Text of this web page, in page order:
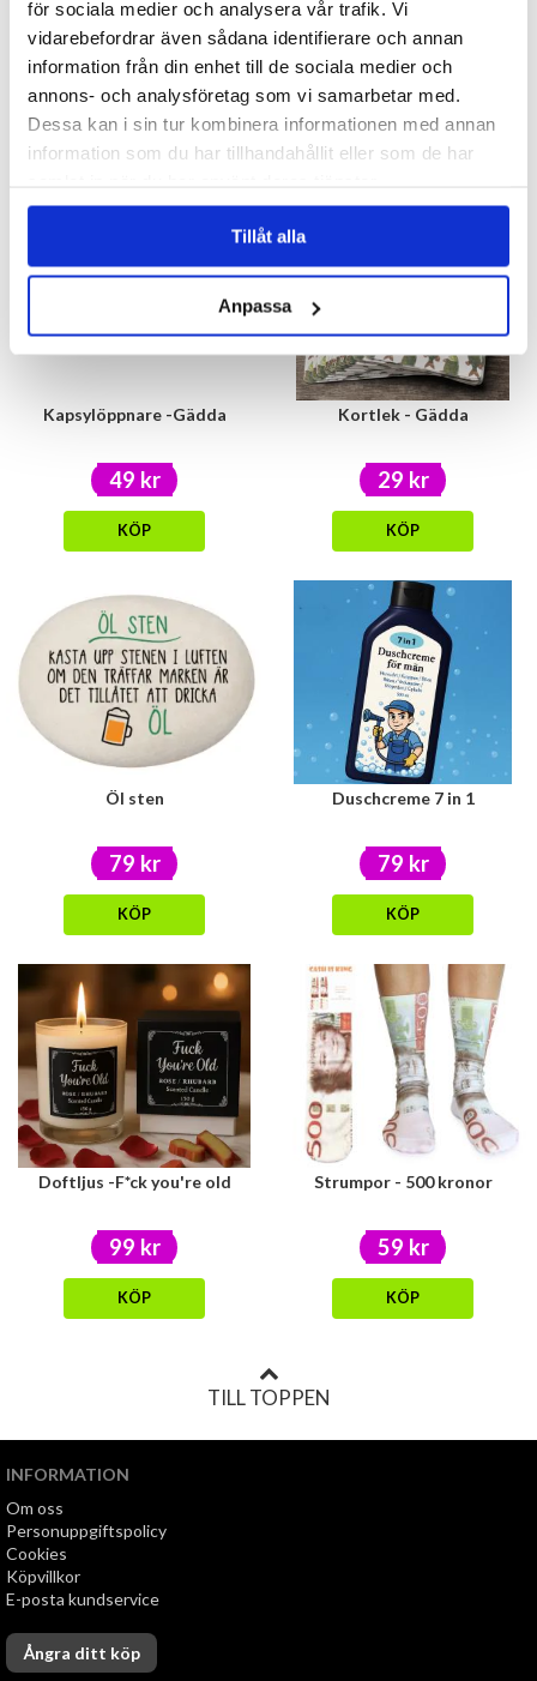
för sociala medier och analysera vår trafik. Vi
vidarebefordrar även sådana identifierare och annan
information från din enhet till de sociala medier och
annons- och analysföretag som vi samarbetar med.
Dessa kan i sin tur kombinera informationen med annan
information som du har tillhandahållit eller som de har
Tillåt alla
Anpassa
Capybara Yatzy
39 kr
KÖP
Fiskehatt - Gädda
59 kr
KÖP
Kapsylöppnare -Gädda
49 kr
KÖP
Kortlek - Gädda
29 kr
KÖP
Öl sten
79 kr
KÖP
Duschcreme 7 in 1
79 kr
KÖP
Doftljus -F*ck you're old
99 kr
KÖP
Strumpor - 500 kronor
59 kr
KÖP
TILL TOPPEN
INFORMATION
Om oss
Personuppgiftspolicy
Cookies
Köpvillkor
E-posta kundservice
Ångra ditt köp